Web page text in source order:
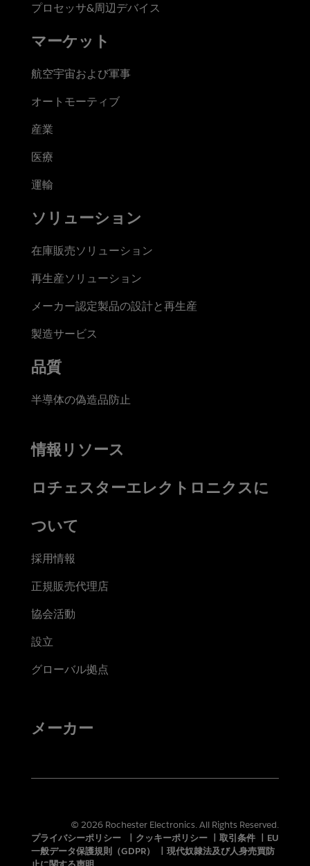
プロセッサ&周辺デバイス
マーケット
航空宇宙および軍事
オートモーティブ
産業
医療
運輸
ソリューション
在庫販売ソリューション
再生産ソリューション
メーカー認定製品の設計と再生産
製造サービス
品質
半導体の偽造品防止
情報リソース
ロチェスターエレクトロニクスに
ついて
採用情報
正規販売代理店
協会活動
設立
グローバル拠点
メーカー
© 2026 Rochester Electronics. All Rights Reserved.
プライバシーポリシー
クッキーポリシー 取引条件
EU
一般データ保護規則（GDPR）
現代奴隷法及び人身売買防